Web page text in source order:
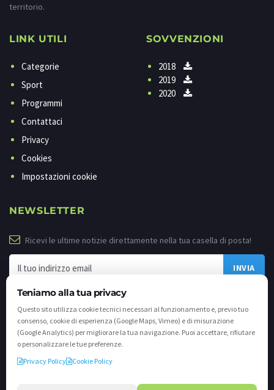
Teniamo alla tua privacy
Questo sito utilizza cookie tecnici necessari al funzionamento e, previo tuo
consenso, cookie di esperienza (Google Maps, Vimeo) e di misurazione
(Google Analytics) per migliorare la tua navigazione. Puoi accettare, rifiutare
o personalizzare le tue preferenze.
Privacy Policy
Cookie Policy
territorio.
LINK UTILI
Categorie
Sport
Programmi
Contattaci
Privacy
Cookies
Impostazioni cookie
SOVVENZIONI
2018
2019
2020
NEWSLETTER
Ricevi le ultime notizie direttamente nella tua casella di posta!